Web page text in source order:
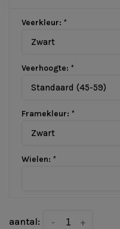
Veerkleur: *
Zwart
Veerhoogte: *
Standaard (45-59)
Framekleur: *
Zwart
Wielen: *
aantal: +
-